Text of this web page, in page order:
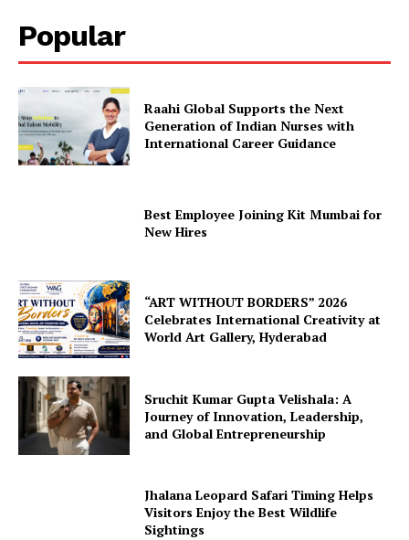
Popular
Raahi Global Supports the Next
Generation of Indian Nurses with
International Career Guidance
Best Employee Joining Kit Mumbai for
New Hires
“ART WITHOUT BORDERS” 2026
Celebrates International Creativity at
World Art Gallery, Hyderabad
Sruchit Kumar Gupta Velishala: A
Journey of Innovation, Leadership,
and Global Entrepreneurship
Jhalana Leopard Safari Timing Helps
Visitors Enjoy the Best Wildlife
Sightings